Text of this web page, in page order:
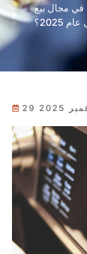
في مجال بيع
2025؟